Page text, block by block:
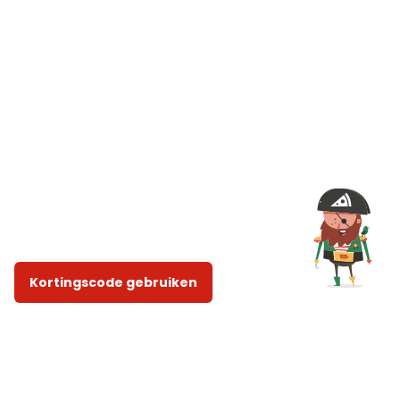
Kortingscode gebruiken